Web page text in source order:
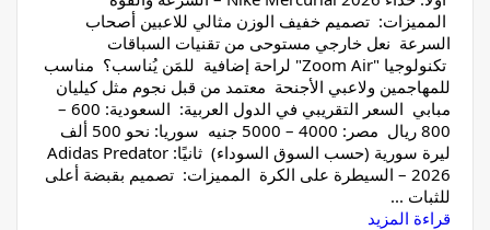
المميزات: تصميم خفيف الوزن مثالي للاعبين أصحاب
السرعة نعل خارجي مستوحى من تقنيات السباقات
تكنولوجيا "Zoom Air" لراحة إضافية للمَن يُناسب؟ مناسب
للمهاجمين ولاعبي الأجنحة معتمد من قبل نجوم مثل كيليان
مبابي السعر التقريبي في الدول العربية: السعودية: 600 –
800 ريال مصر: 4000 – 5000 جنيه سوريا: نحو 500 ألف
ليرة سورية (حسب السوق السوداء) ثانيًا: Adidas Predator
2026 – السيطرة على الكرة المميزات: تصميم بقبضة أعلى
للثبات ...
قراءة المزيد